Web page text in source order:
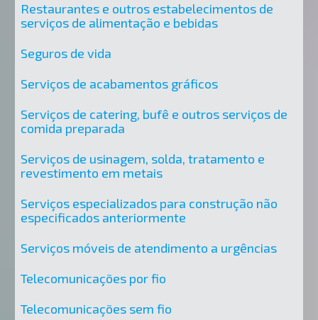
Restaurantes e outros estabelecimentos de
serviços de alimentação e bebidas
Seguros de vida
Serviços de acabamentos gráficos
Serviços de catering, bufê e outros serviços de
comida preparada
Serviços de usinagem, solda, tratamento e
revestimento em metais
Serviços especializados para construção não
especificados anteriormente
Serviços móveis de atendimento a urgências
Telecomunicações por fio
Telecomunicações sem fio